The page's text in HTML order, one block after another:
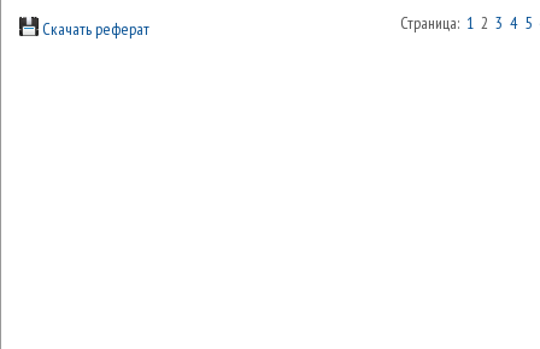
Скачать реферат Страница: 1 2 3 4 5